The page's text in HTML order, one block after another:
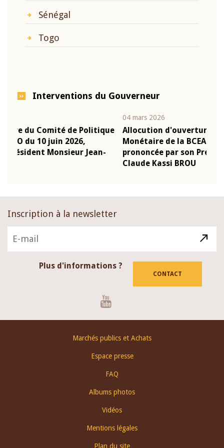
Sénégal
Togo
Interventions du Gouverneur
Allocution d'ouverture du Comité de Politique
Monétaire de la BCEAO du 4 mars 2026,
prononcée par son Président Monsieur Jean-
Inscription à la newsletter
Plus d'informations ?
CONTACT
Marchés publics et Achats
Espace presse
FAQ
Albums photos
Vidéos
Mentions légales
Plan du site